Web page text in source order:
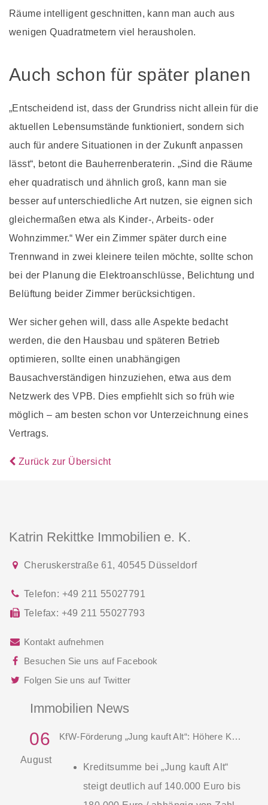
Räume intelligent geschnitten, kann man auch aus
wenigen Quadratmetern viel herausholen.
Auch schon für später planen
„Entscheidend ist, dass der Grundriss nicht allein für die
aktuellen Lebensumstände funktioniert, sondern sich
auch für andere Situationen in der Zukunft anpassen
lässt“, betont die Bauherrenberaterin. „Sind die Räume
eher quadratisch und ähnlich groß, kann man sie
besser auf unterschiedliche Art nutzen, sie eignen sich
gleichermaßen etwa als Kinder-, Arbeits- oder
Wohnzimmer.“ Wer ein Zimmer später durch eine
Trennwand in zwei kleinere teilen möchte, sollte schon
bei der Planung die Elektroanschlüsse, Belichtung und
Belüftung beider Zimmer berücksichtigen.
Wer sicher gehen will, dass alle Aspekte bedacht
werden, die den Hausbau und späteren Betrieb
optimieren, sollte einen unabhängigen
Bausachverständigen hinzuziehen, etwa aus dem
Netzwerk des VPB. Dies empfiehlt sich so früh wie
möglich – am besten schon vor Unterzeichnung eines
Vertrags.
Zurück zur Übersicht
Katrin Rekittke Immobilien e. K.
Cheruskerstraße 61, 40545 Düsseldorf
Telefon: +49 211 55027791
Telefax: +49 211 55027793
Kontakt aufnehmen
Besuchen Sie uns auf Facebook
Folgen Sie uns auf Twitter
Immobilien News
06
August
KfW-Förderung „Jung kauft Alt“: Höhere Kredite ab August 2026
Kreditsumme bei „Jung kauft Alt“
steigt deutlich auf 140.000 Euro bis